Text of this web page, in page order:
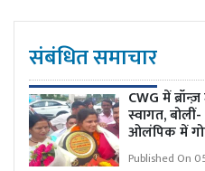
संबंधित समाचार
CWG में
स्वागत,
ओलंपिक में
Published On